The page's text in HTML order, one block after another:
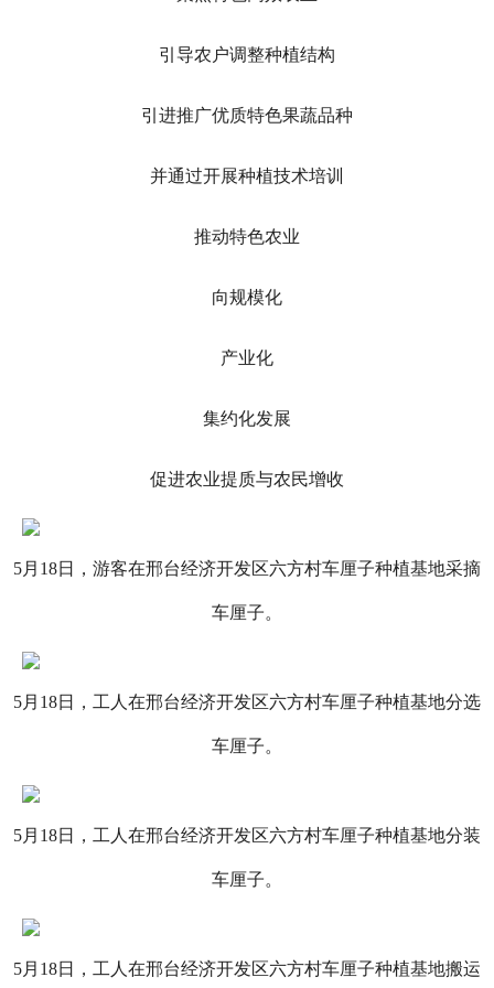
引导农户调整种植结构
引进推广优质特色果蔬品种
并通过开展种植技术培训
推动特色农业
向规模化
产业化
集约化发展
促进农业提质与农民增收
5月18日，游客在邢台经济开发区六方村车厘子种植基地采摘
车厘子。
5月18日，工人在邢台经济开发区六方村车厘子种植基地分选
车厘子。
5月18日，工人在邢台经济开发区六方村车厘子种植基地分装
车厘子。
5月18日，工人在邢台经济开发区六方村车厘子种植基地搬运